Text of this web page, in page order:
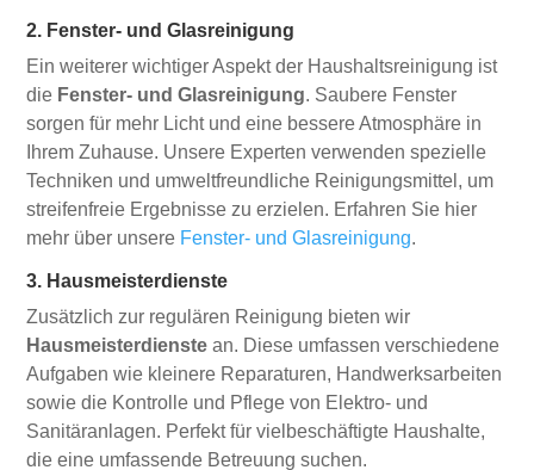
2. Fenster- und Glasreinigung
Ein weiterer wichtiger Aspekt der Haushaltsreinigung ist
die Fenster- und Glasreinigung. Saubere Fenster
sorgen für mehr Licht und eine bessere Atmosphäre in
Ihrem Zuhause. Unsere Experten verwenden spezielle
Techniken und umweltfreundliche Reinigungsmittel, um
streifenfreie Ergebnisse zu erzielen. Erfahren Sie hier
mehr über unsere Fenster- und Glasreinigung.
3. Hausmeisterdienste
Zusätzlich zur regulären Reinigung bieten wir
Hausmeisterdienste an. Diese umfassen verschiedene
Aufgaben wie kleinere Reparaturen, Handwerksarbeiten
sowie die Kontrolle und Pflege von Elektro- und
Sanitäranlagen. Perfekt für vielbeschäftigte Haushalte,
die eine umfassende Betreuung suchen.